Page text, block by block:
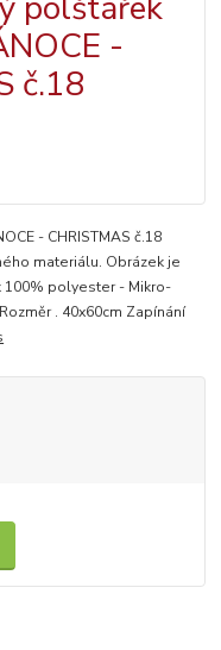
- CHRISTMAS č.18
materiálu. Obrázek je
polyester - Mikro-
. 40x60cm Zapínání